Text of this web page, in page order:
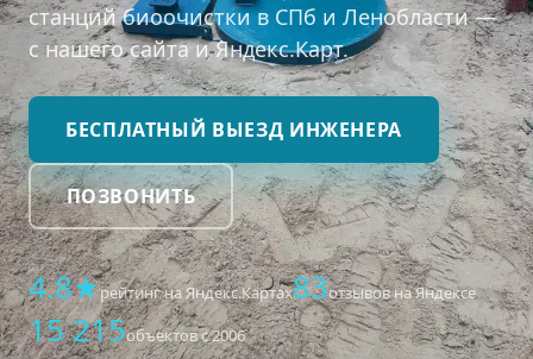
станций биоочистки в СПб и Ленобласти —
с нашего сайта и Яндекс.Карт.
БЕСПЛАТНЫЙ ВЫЕЗД ИНЖЕНЕРА
ПОЗВОНИТЬ
4.8★рейтинг на Яндекс.Картах83отзывов на Яндексе
15 215объектов с 2006